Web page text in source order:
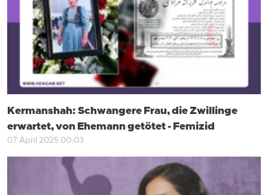
Kermanshah: Schwangere Frau, die Zwillinge
erwartet, von Ehemann getötet - Femizid
07 April 2025 00:03